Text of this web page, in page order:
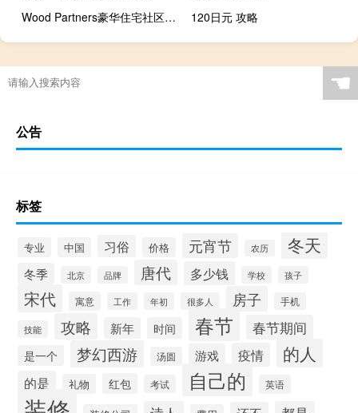
Wood Partners豪华住宅社区阿尔塔南部高地获得买家
120日元 攻略
☚
公告
标签
专业 中国 习俗 价格 元宵节 农历 冬天
冬季 北京 品牌 唐代 多少钱 学校 孩子
宋代 寓意 工作 年初 很多人 房子 手机
技能 攻略 新年 时间 春节 春节期间
是一个 梦幻西游 汤圆 游戏 疫情 的人
的是 礼物 红包 考试 自己的 英语